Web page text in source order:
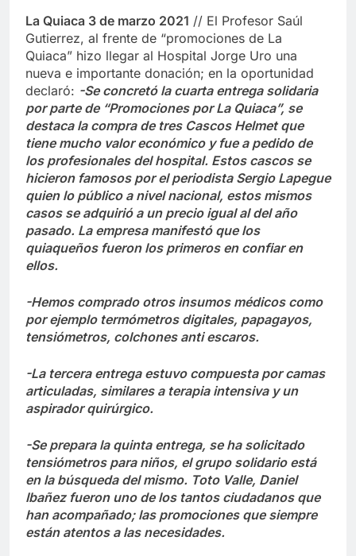
La Quiaca 3 de marzo 2021 // El Profesor Saúl
Gutierrez, al frente de “promociones de La
Quiaca” hizo llegar al Hospital Jorge Uro una
nueva e importante donación; en la oportunidad
declaró: -Se concretó la cuarta entrega solidaria
por parte de “Promociones por La Quiaca”, se
destaca la compra de tres Cascos Helmet que
tiene mucho valor económico y fue a pedido de
los profesionales del hospital. Estos cascos se
hicieron famosos por el periodista Sergio Lapegue
quien lo público a nivel nacional, estos mismos
casos se adquirió a un precio igual al del año
pasado. La empresa manifestó que los
quiaqueños fueron los primeros en confiar en
ellos.
-Hemos comprado otros insumos médicos como
por ejemplo termómetros digitales, papagayos,
tensiómetros, colchones anti escaros.
-La tercera entrega estuvo compuesta por camas
articuladas, similares a terapia intensiva y un
aspirador quirúrgico.
-Se prepara la quinta entrega, se ha solicitado
tensiómetros para niños, el grupo solidario está
en la búsqueda del mismo. Toto Valle, Daniel
Ibañez fueron uno de los tantos ciudadanos que
han acompañado; las promociones que siempre
están atentos a las necesidades.